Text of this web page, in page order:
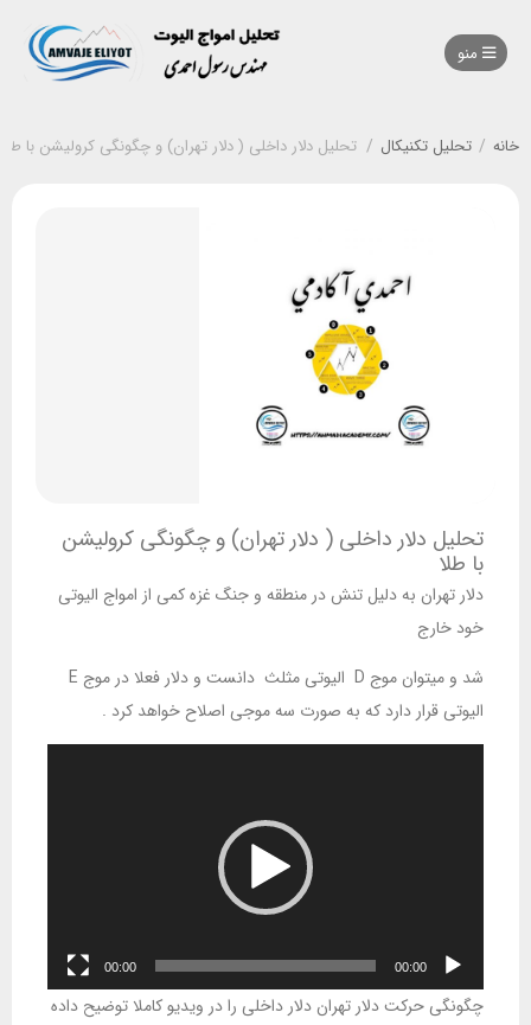
خانه / تحلیل تکنیکال / تحلیل دلار داخلی ( دلار تهران) و چگونگی کرولیشن با طلا
تحلیل دلار داخلی ( دلار تهران) و چگونگی کرولیشن
با طلا
دلار تهران به دلیل تنش در منطقه و جنگ غزه کمی از امواج الیوتی
خود خارج
الیوتی قرار دارد که به صورت سه موجی اصلاح خواهد کرد .
00:00
00:00
چگونگی حرکت دلار تهران دلار داخلی را در ویدیو کاملا توضیح داده